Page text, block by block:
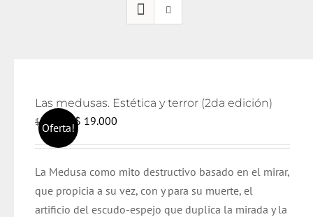
Oferta!
Las medusas. Estética y terror (2da edición)
$20.000
El
precio
era:
$ 20.000.
$ 19.000
es:
$ 19.000.
La Medusa como mito destructivo basado en el mirar,
que propicia a su vez, con y para su muerte, el
artificio del escudo-espejo que duplica la mirada y la